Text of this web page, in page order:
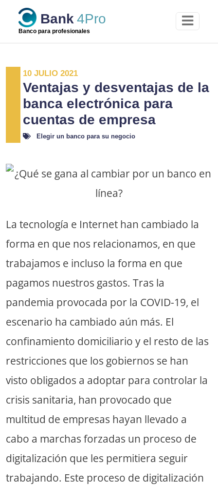
content
Bank 4Pro
Banco para profesionales
10 JULIO 2021
Ventajas y desventajas de la
banca electrónica para
cuentas de empresa
Elegir un banco para su negocio
La tecnología e Internet han cambiado la
forma en que nos relacionamos, en que
trabajamos e incluso la forma en que
pagamos nuestros gastos. Tras la
pandemia provocada por la COVID-19, el
escenario ha cambiado aún más. El
confinamiento domiciliario y el resto de las
restricciones que los gobiernos se han
visto obligados a adoptar para controlar la
crisis sanitaria, han provocado que
multitud de empresas hayan llevado a
cabo a marchas forzadas un proceso de
digitalización que les permitiera seguir
trabajando. Este proceso de digitalización